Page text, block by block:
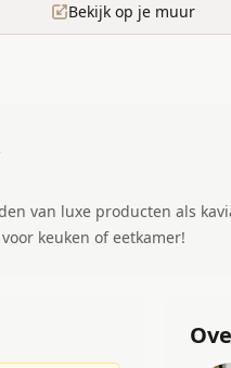
Bekijk op je muur
van luxe producten als
keuken of eetkamer!